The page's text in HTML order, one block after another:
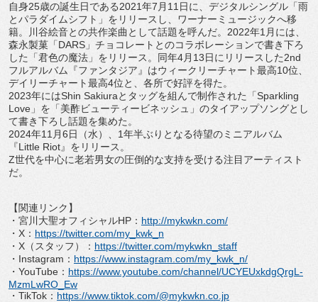
自身25歳の誕生日である2021年7月11日に、 デジタルシングル「雨
とパラダイムシフト」をリリースし、 ワーナーミュージックへ移
籍。
川谷絵音との共作楽曲として話題を呼んだ。2022年1月には、
森永製菓「DARS」 チョコレートとのコラボレーションで書き下ろ
した「君色の魔法」 をリリース。同年4月13日にリリースした2nd
フルアルバム『ファンタジア』はウィークリーチャート最高10位、
デイリーチャート最高4位と、各所で好評を得た。
2023年にはShin Sakiuraとタッグを組んで制作された「Sparkling
Love」を「美酢ビューティービネッシュ」 のタイアップソングとし
て書き下ろし話題を集めた。
2024年11月6日（水）、 1年半ぶりとなる待望のミニアルバム
『Little Riot』をリリース。
Z世代を中心に老若男女の圧倒的な支持を受ける注目アーティスト
だ。
【関連リンク】
・宮川大聖オフィシャルHP： http://mykwkn. com/
・X： https://twitter.com/my_kwk_ n
・X（スタッフ）： https://twitter.com/mykwkn_staff
・Instagram： https://www. instagram.com/my_kwk_n/
・YouTube： https://www.youtube. com/channel/UCYEUxkdgQrgL-
MzmLwRO_Ew
・TikTok： https://www.tiktok. com/@mykwkn.co.jp